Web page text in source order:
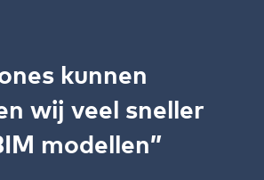
kunnen
wij veel sneller
modellen”